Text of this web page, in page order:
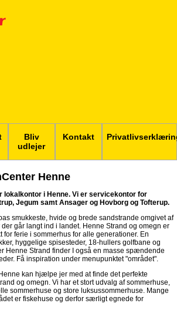
Bliv
udlejer
Kontakt
Henne
lokalkontor i Henne. Vi er servicekontor for
Jegum samt Ansager og Hovborg og Tofterup.
smukkeste, hvide og brede sandstrande omgivet af
går langt ind i landet. Henne Strand og omegn er
for ferie i sommerhus for alle generationer. En
hyggelige spisesteder, 18-hullers golfbane og
Henne Strand finder I også en masse spændende
Få inspiration under menupunktet "området".
kan hjælpe jer med at finde det perfekte
og omegn. Vi har et stort udvalg af sommerhuse,
sommerhuse og store luksussommerhuse. Mange
er fiskehuse og derfor særligt egnede for